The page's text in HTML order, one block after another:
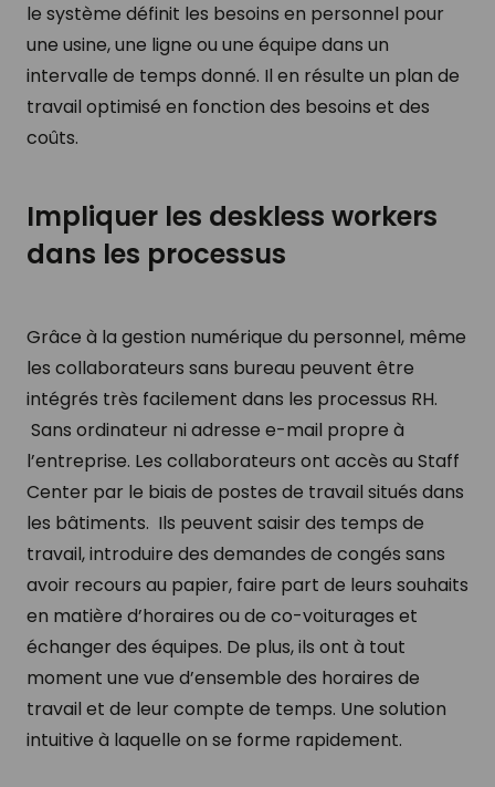
le système définit les besoins en personnel pour
une usine, une ligne ou une équipe dans un
intervalle de temps donné. Il en résulte un plan de
travail optimisé en fonction des besoins et des
coûts.
Impliquer les deskless workers
dans les processus
Grâce à la gestion numérique du personnel, même
les collaborateurs sans bureau peuvent être
intégrés très facilement dans les processus RH.
Sans ordinateur ni adresse e-mail propre à
l’entreprise. Les collaborateurs ont accès au Staff
Center par le biais de postes de travail situés dans
les bâtiments. Ils peuvent saisir des temps de
travail, introduire des demandes de congés sans
avoir recours au papier, faire part de leurs souhaits
en matière d’horaires ou de co-voiturages et
échanger des équipes. De plus, ils ont à tout
moment une vue d’ensemble des horaires de
travail et de leur compte de temps. Une solution
intuitive à laquelle on se forme rapidement.